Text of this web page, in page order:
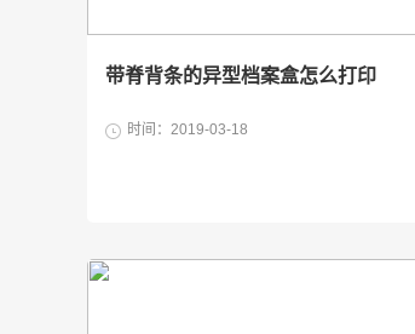
带脊背条的异型档案盒怎么打印
时间：2019-03-18